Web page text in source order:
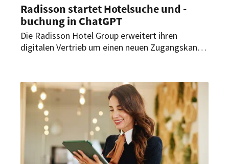
Radisson startet Hotelsuche und -
buchung in ChatGPT
Die Radisson Hotel Group erweitert ihren
digitalen Vertrieb um einen neuen Zugangskanal.
ChatGPT Hotels suchen sowie Preise,
Verfügbarkeiten und Ausstattung vergleichen
können.